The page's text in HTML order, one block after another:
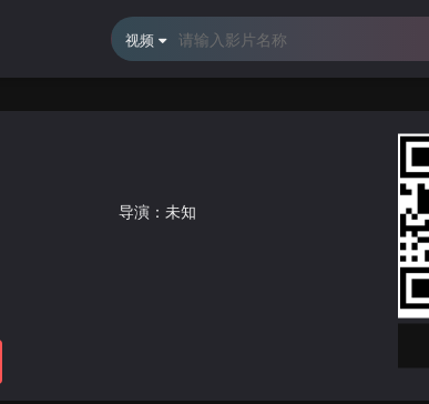
体育直播 留言
视频
导演：未知